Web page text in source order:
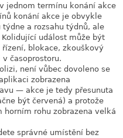
jednom termínu konání akce
konání akce je obvykle
a rozsahu týdnů, ale
událost může být
blokace, zkouškový
časoprostoru.
není vůbec dovoleno se
zobrazena
— akce je tedy přesunuta
být červená) a protože
rohu zobrazena velká
správné umístění bez